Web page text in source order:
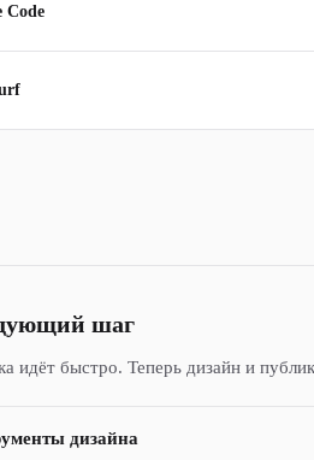
Code
шаг
идёт быстро. Теперь дизайн и
дизайна